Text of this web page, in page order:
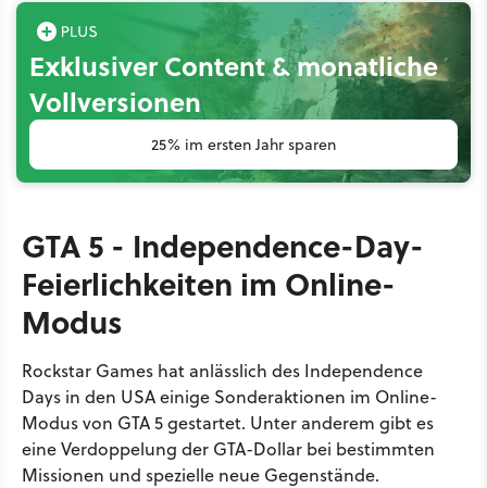
Exklusiver Content & monatliche
Vollversionen
25% im ersten Jahr sparen
GTA 5 - Independence-Day-
Feierlichkeiten im Online-
Modus
Rockstar Games hat anlässlich des Independence
Days in den USA einige Sonderaktionen im Online-
Modus von GTA 5 gestartet. Unter anderem gibt es
eine Verdoppelung der GTA-Dollar bei bestimmten
Missionen und spezielle neue Gegenstände.